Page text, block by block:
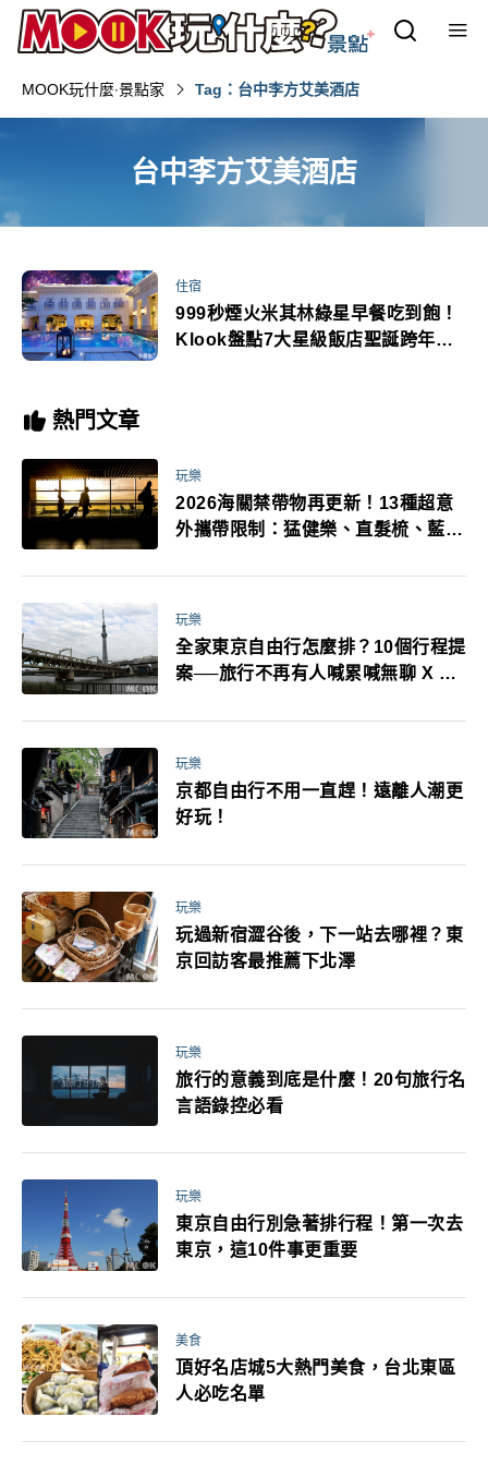
MOOK玩什麼‧景點家 Tag：台中李方艾美酒店
台中李方艾美酒店
住宿
999秒煙火米其林綠星早餐吃到飽！
Klook盤點7大星級飯店聖誕跨年專
熱門文章
玩樂
2026海關禁帶物再更新！13種超意
外攜帶限制：猛健樂、直髮梳、藍牙
萬！注意事項一次看！
玩樂
全家東京自由行怎麼排？10個行程提
案──旅行不再有人喊累喊無聊 X 爸
玩樂
京都自由行不用一直趕！遠離人潮更
好玩！
玩樂
玩過新宿澀谷後，下一站去哪裡？東
京回訪客最推薦下北澤
玩樂
旅行的意義到底是什麼！20句旅行名
言語錄控必看
玩樂
東京自由行別急著排行程！第一次去
東京，這10件事更重要
美食
頂好名店城5大熱門美食，台北東區
人必吃名單